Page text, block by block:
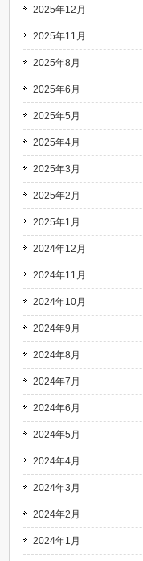
2025年12月
2025年11月
2025年8月
2025年6月
2025年5月
2025年4月
2025年3月
2025年2月
2025年1月
2024年12月
2024年11月
2024年10月
2024年9月
2024年8月
2024年7月
2024年6月
2024年5月
2024年4月
2024年3月
2024年2月
2024年1月